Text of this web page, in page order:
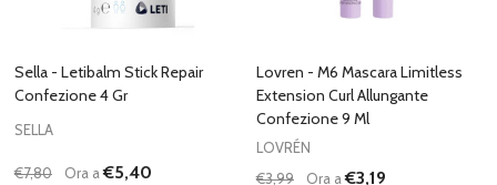
Sella - Letibalm Stick Repair
Confezione 4 Gr
SELLA
€7,80 Ora a€5,40
Lovren - M6 Mascara Limitless
Extension Curl Allungante
Confezione 9 Ml
LOVRÉN
€3,99
Ora a€3,19